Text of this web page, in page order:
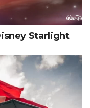
tareas.
a los
para que
y
estamos
Starlight